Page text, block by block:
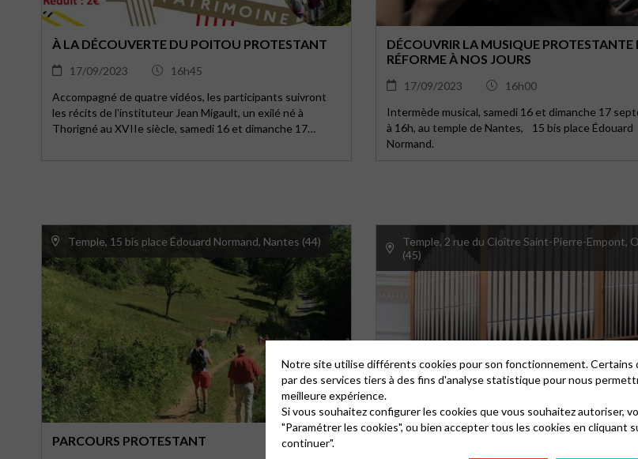
À LA DÉCOUVERTE DU POITOU PROTESTANT
17/09/2023
16h45
Accompagné de quatre vidéos, les participants suivront
les récits de l'instituteur Jean Migault, un exilé né à
Thorigné au XVIIe siècle, samedi 16 et dimanche 17
DÉCOUVRIR LA MUSIQUE PROTESTANTE
RÉFORME À NOS JOURS
17/09/2023
16h00
Intermède musical, samedi 16 et dimanche 17
à 16h, au temple de Nantes, 15 bis place Édouard
Normand.
Temple, 15 bis place Édouard Normand, Nantes (44)
PARCOURS PROTESTANT
Temple, 2 rue du Cloître Saint-Pierre-Empont,
(45)
Notre site utilise différents cookies pour son fonctionnement. Certains
par des services tiers à des fins d'analyse statistique pour nous
meilleure expérience.
Si vous souhaitez configurer les cookies que vous souhaitez autoriser,
"Paramétrer les cookies", ou bien accepter tous les cookies en cliquant
continuer".